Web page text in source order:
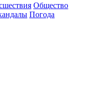
Общество
Погода